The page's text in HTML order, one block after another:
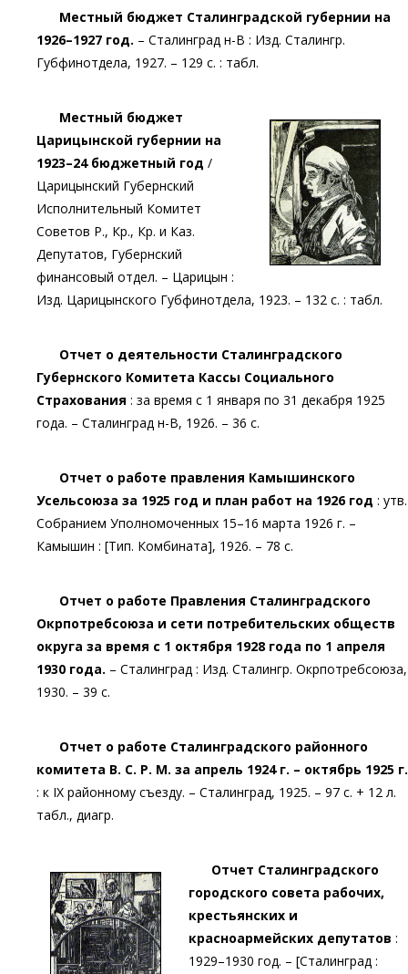
Местный бюджет Сталинградской губернии на
1926–1927 год. – Сталинград н-В : Изд. Сталингр.
Губфинотдела, 1927. – 129 с. : табл.
Местный бюджет
Царицынской губернии на
1923–24 бюджетный год /
Царицынский Губернский
Исполнительный Комитет
Советов Р., Кр., Кр. и Каз.
Депутатов, Губернский
финансовый отдел. – Царицын :
Изд. Царицынского Губфинотдела, 1923. – 132 с. : табл.
Отчет о деятельности Сталинградского
Губернского Комитета Кассы Социального
Страхования : за время с 1 января по 31 декабря 1925
года. – Сталинград н-В, 1926. – 36 с.
Отчет о работе правления Камышинского
Усельсоюза за 1925 год и план работ на 1926 год : утв.
Собранием Уполномоченных 15–16 марта 1926 г. –
Камышин : [Тип. Комбината], 1926. – 78 с.
Отчет о работе Правления Сталинградского
Окрпотребсоюза и сети потребительских обществ
округа за время с 1 октября 1928 года по 1 апреля
1930 года. – Сталинград : Изд. Сталингр. Окрпотребсоюза,
1930. – 39 с.
Отчет о работе Сталинградского районного
комитета В. С. Р. М. за апрель 1924 г. – октябрь 1925 г.
: к IX районному съезду. – Сталинград, 1925. – 97 с. + 12 л.
табл., диагр.
Отчет Сталинградского
городского совета рабочих,
крестьянских и
красноармейских депутатов :
1929–1930 год. – [Сталинград :